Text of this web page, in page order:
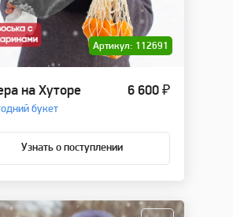
Артикул: 112691
на Хуторе
букет
6 600 ₽
Узнать о поступлении